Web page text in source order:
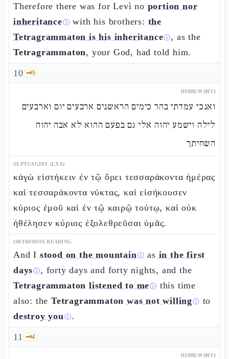
Therefore there was for Levì no portion nor
inheritanceⓘ with his brothers: the
Tetragrammaton is his inheritanceⓘ, as the
Tetragrammaton, your God, had told him.
10 🗝️5
HEBREW (MT)
ואנכי עמדתי בהר כימים הראשנים ארבעים יום וארבעים
לילה וישמע יהוה אלי גם בפעם ההוא לא אבה יהוה
השחיתך
SEPTUAGINT (LXX)
κἀγὼ εἱστήκειν ἐν τῷ ὄρει τεσσαράκοντα ἡμέρας
καὶ τεσσαράκοντα νύκτας, καὶ εἰσήκουσεν
κύριος ἐμοῦ καὶ ἐν τῷ καιρῷ τούτῳ, καὶ οὐκ
ἠθέλησεν κύριος ἐξολεθρεῦσαι ὑμᾶς.
ORTHODOX READING
And I stood on the mountainⓘ as in the first
daysⓘ, forty days and forty nights, and the
Tetragrammaton listened to meⓘ this time
also: the Tetragrammaton was not willingⓘ to
destroy youⓘ.
11 🗝️4
HEBREW (MT)